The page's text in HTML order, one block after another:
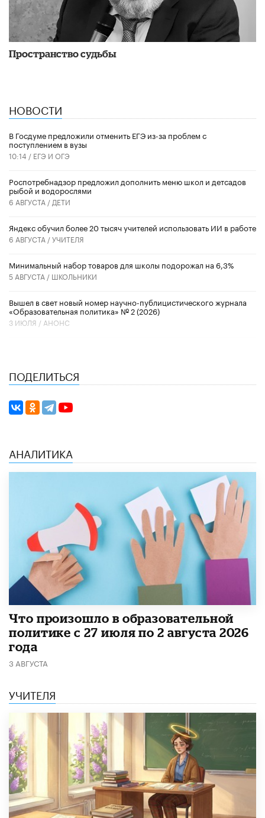
Пространство судьбы
НОВОСТИ
В Госдуме предложили отменить ЕГЭ из-за проблем с
поступлением в вузы
10:14 / ЕГЭ И ОГЭ
Роспотребнадзор предложил дополнить меню школ и детсадов
рыбой и водорослями
6 АВГУСТА / ДЕТИ
​Яндекс обучил более 20 тысяч учителей использовать ИИ в работе
6 АВГУСТА /УЧИТЕЛЯ
Минимальный набор товаров для школы подорожал на 6,3%
5 АВГУСТА / ШКОЛЬНИКИ
Вышел в свет новый номер научно-публицистического журнала
«Образовательная политика» № 2 (2026)
3 ИЮЛЯ / АНОНС
ПОДЕЛИТЬСЯ
АНАЛИТИКА
​Что произошло в образовательной
политике с 27 июля по 2 августа 2026
года
3 АВГУСТА
УЧИТЕЛЯ